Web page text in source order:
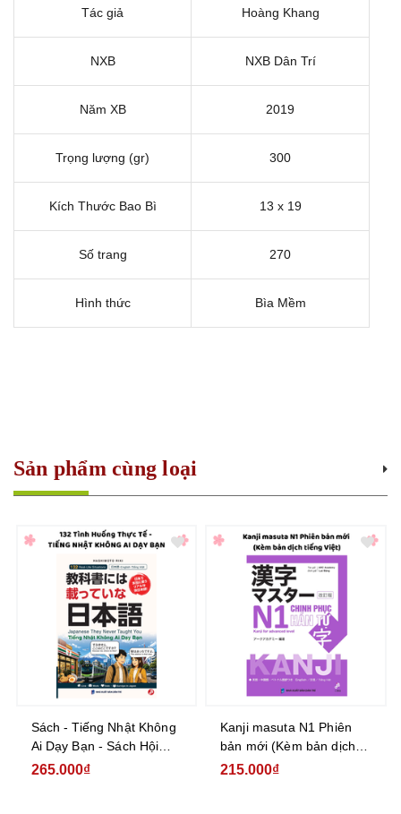
Tác giả Hoàng Khang
NXB NXB Dân Trí
Năm XB 2019
Trọng lượng (gr) 300
Kích Thước Bao Bì 13 x 19
Số trang 270
Hình thức Bìa Mềm
Sản phẩm cùng loại
Sách - Tiếng Nhật Không
Ai Dạy Bạn - Sách Hội
Thoại Tam Ngữ Nhật Anh
265.000₫
Kanji masuta N1 Phiên
bản mới (Kèm bản dịch
tiếng Việt)
215.000₫